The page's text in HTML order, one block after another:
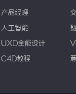
产品经理
人工智能
UXD全能设计
C4D教程